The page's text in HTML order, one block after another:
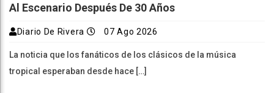
Al Escenario Después De 30 Años
Diario De Rivera 07 Ago 2026
La noticia que los fanáticos de los clásicos de la música
tropical esperaban desde hace […]